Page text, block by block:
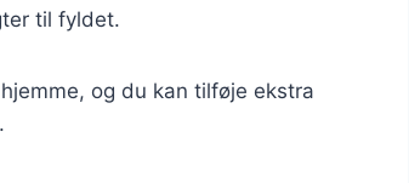
til fyldet.
og du kan tilføje ekstra